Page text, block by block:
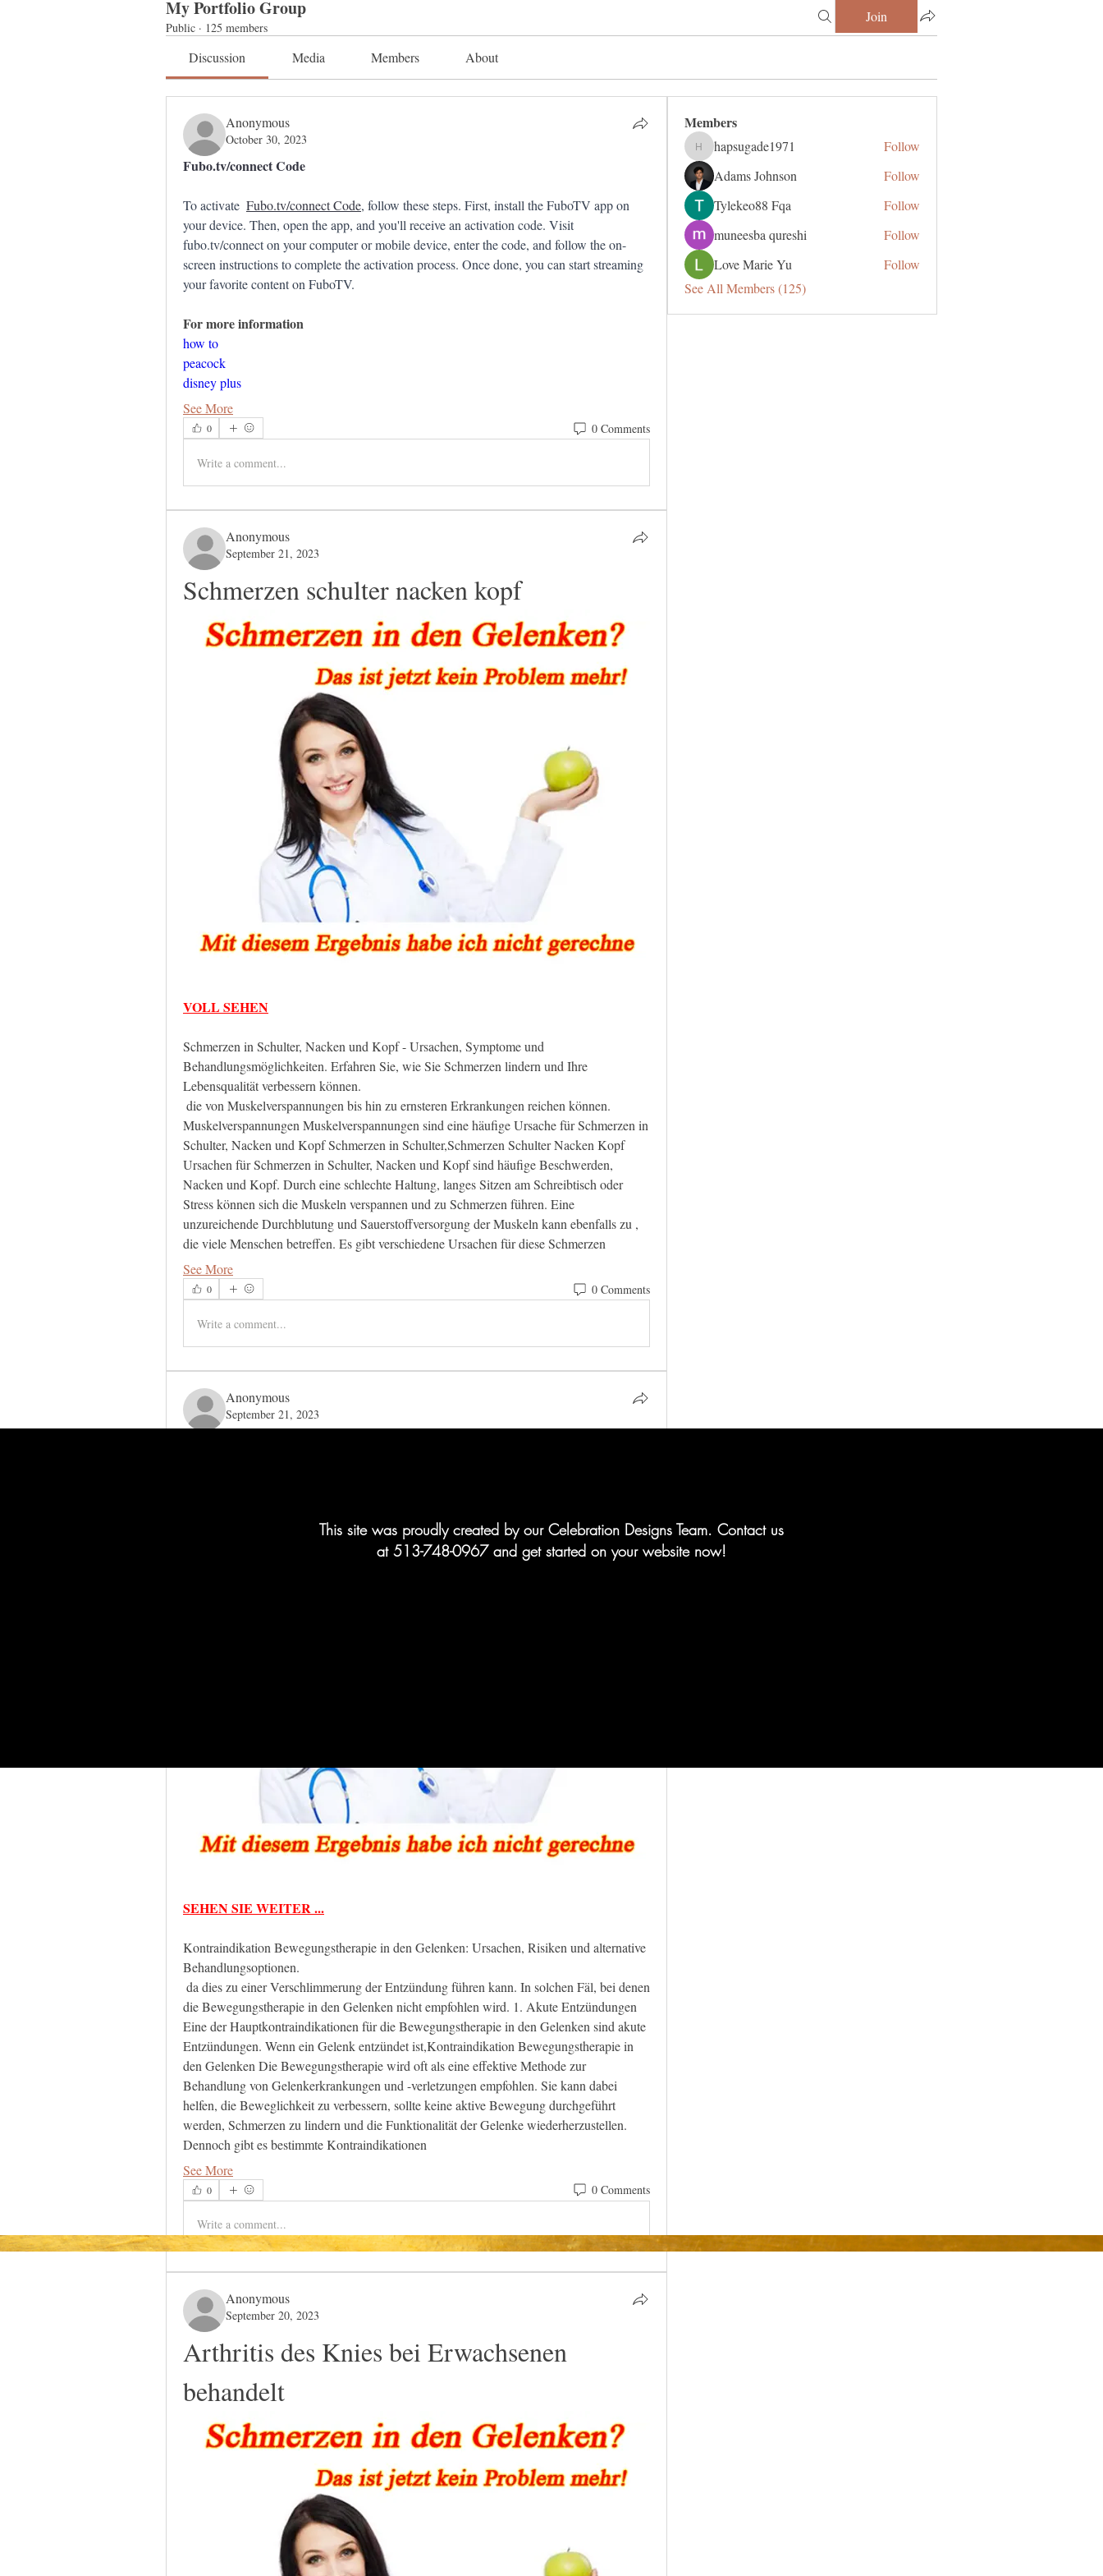
My Portfolio Group
Public · 125 members
Join
Discussion Media Members About
Anonymous
October 30, 2023
Fubo.tv/connect Code
To activate Fubo.tv/connect Code, follow these steps. First, install the FuboTV app on
your device. Then, open the app, and you'll receive an activation code. Visit
fubo.tv/connect on your computer or mobile device, enter the code, and follow the on-
screen instructions to complete the activation process. Once done, you can start streaming
your favorite content on FuboTV.
For more information
how to
peacock
disney plus
See More
0 0 Comments
Write a comment...
Anonymous
September 21, 2023
Schmerzen schulter nacken kopf
VOLL SEHEN
Schmerzen in Schulter, Nacken und Kopf - Ursachen, Symptome und
Behandlungsmöglichkeiten. Erfahren Sie, wie Sie Schmerzen lindern und Ihre
Lebensqualität verbessern können.
Muskelverspannungen Muskelverspannungen sind eine häufige Ursache für Schmerzen in
Schulter, Nacken und Kopf Schmerzen in Schulter,Schmerzen Schulter Nacken Kopf
Ursachen für Schmerzen in Schulter, Nacken und Kopf sind häufige Beschwerden,
Nacken und Kopf. Durch eine schlechte Haltung, langes Sitzen am Schreibtisch oder
Stress können sich die Muskeln verspannen und zu Schmerzen führen. Eine
unzureichende Durchblutung und Sauerstoffversorgung der Muskeln kann ebenfalls zu ,
die viele Menschen betreffen. Es gibt verschiedene Ursachen für diese Schmerzen
See More
0 0 Comments
Write a comment...
Anonymous
September 21, 2023
SEHEN SIE WEITER ...
Kontraindikation Bewegungstherapie in den Gelenken: Ursachen, Risiken und alternative
Behandlungsoptionen.
die Bewegungstherapie in den Gelenken nicht empfohlen wird. 1. Akute Entzündungen
Eine der Hauptkontraindikationen für die Bewegungstherapie in den Gelenken sind akute
Entzündungen. Wenn ein Gelenk entzündet ist,Kontraindikation Bewegungstherapie in
den Gelenken Die Bewegungstherapie wird oft als eine effektive Methode zur
Behandlung von Gelenkerkrankungen und -verletzungen empfohlen. Sie kann dabei
helfen, die Beweglichkeit zu verbessern, sollte keine aktive Bewegung durchgeführt
werden, Schmerzen zu lindern und die Funktionalität der Gelenke wiederherzustellen.
Dennoch gibt es bestimmte Kontraindikationen
See More
0 0 Comments
Write a comment...
Anonymous
September 20, 2023
Arthritis des Knies bei Erwachsenen
behandelt
Members
hapsugade1971
hapsugade1971
Follow
Adams Johnson
Follow
Tylekeo88 Fqa
Follow
muneesba qureshi
Follow
Love Marie Yu
Follow
See All Members (125)
This site was proudly created by our Celebration Designs Team. Contact us
at 513-748-0967 and get started on your website now!